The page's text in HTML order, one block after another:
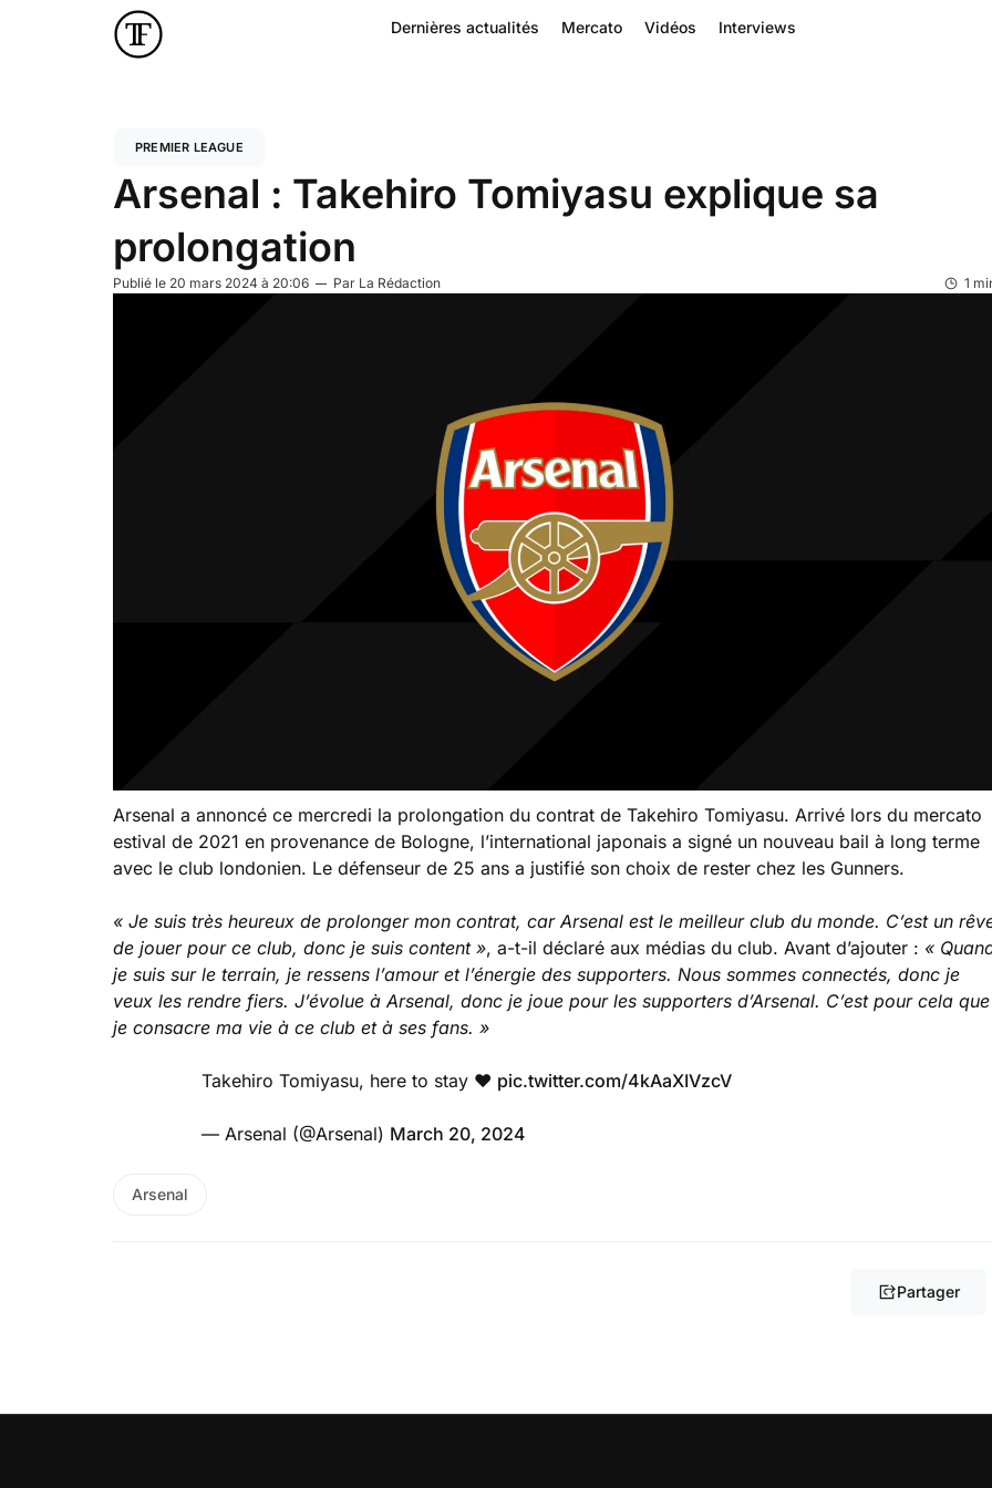
Dernières actualités Mercato Vidéos Interviews
PREMIER LEAGUE
Arsenal : Takehiro Tomiyasu explique sa
prolongation
Publié le 20 mars 2024 à 20:06 Par La Rédaction 1
Arsenal a annoncé ce mercredi la prolongation du contrat de Takehiro Tomiyasu. Arrivé lors du mercato
estival de 2021 en provenance de Bologne, l’international japonais a signé un nouveau bail à long terme
avec le club londonien. Le défenseur de 25 ans a justifié son choix de rester chez les Gunners.
« Je suis très heureux de prolonger mon contrat, car Arsenal est le meilleur club du monde. C’est un
de jouer pour ce club, donc je suis content », a-t-il déclaré aux médias du club. Avant d’ajouter : «
je suis sur le terrain, je ressens l’amour et l’énergie des supporters. Nous sommes connectés, donc je
veux les rendre fiers. J’évolue à Arsenal, donc je joue pour les supporters d’Arsenal. C’est pour cela que
je consacre ma vie à ce club et à ses fans. »
Takehiro Tomiyasu, here to stay ❤️ pic.twitter.com/4kAaXIVzcV
— Arsenal (@Arsenal) March 20, 2024
Arsenal
Partager